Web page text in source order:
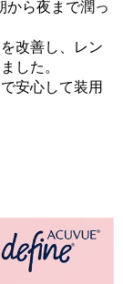
から夜まで潤っ
改善し、レン
した。
安心して装用